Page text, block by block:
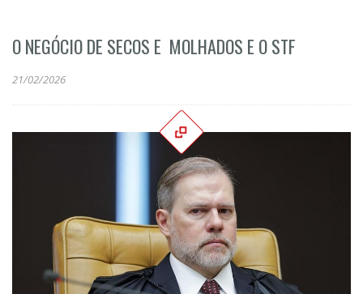
O NEGÓCIO DE SECOS E MOLHADOS E O STF
21/02/2026